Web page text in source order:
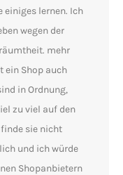
lernen. Ich
wegen der
mehr
ein Shop auch
in Ordnung,
zu viel auf den
sie nicht
und ich würde
Shopanbietern